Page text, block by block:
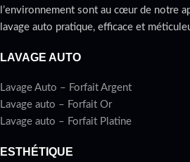
l’environnement sont au cœur de notre
lavage auto pratique, efficace et
LAVAGE AUTO
Lavage Auto – Forfait Argent
Lavage auto – Forfait Or
Lavage auto – Forfait Platine
ESTHÉTIQUE